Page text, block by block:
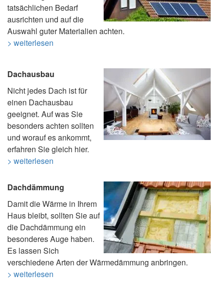
tatsächlichen Bedarf
ausrichten und auf die
Auswahl guter Materialien achten.
> weiterlesen
Dachausbau
Nicht jedes Dach ist für
einen Dachausbau
geeignet. Auf was Sie
besonders achten sollten
und worauf es ankommt,
erfahren Sie gleich hier.
> weiterlesen
Dachdämmung
Damit die Wärme in Ihrem
Haus bleibt, sollten Sie auf
die Dachdämmung ein
besonderes Auge haben.
Es lassen Sich
verschiedene Arten der Wärmedämmung anbringen.
> weiterlesen